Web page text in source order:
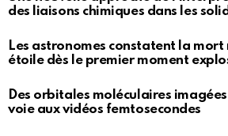
des liaisons chimiques dans les
Les astronomes constatent la mort
étoile dès le premier moment
Des orbitales moléculaires
voie aux vidéos femtosecondes